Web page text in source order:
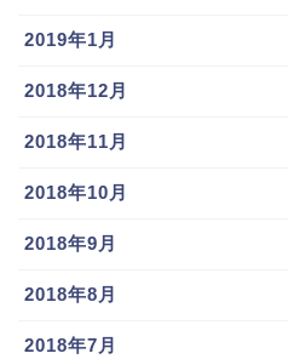
2019年1月
2018年12月
2018年11月
2018年10月
2018年9月
2018年8月
2018年7月